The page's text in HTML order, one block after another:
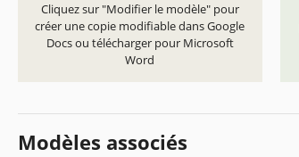
Cliquez sur "Modifier le modèle" pour
créer une copie modifiable dans Google
Docs ou télécharger pour Microsoft
Word
Modèles associés